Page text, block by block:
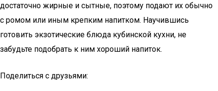
достаточно жирные и сытные, поэтому подают их обычно
с ромом или иным крепким напитком. Научившись
готовить экзотические блюда кубинской кухни, не
забудьте подобрать к ним хороший напиток.
Поделиться с друзьями: